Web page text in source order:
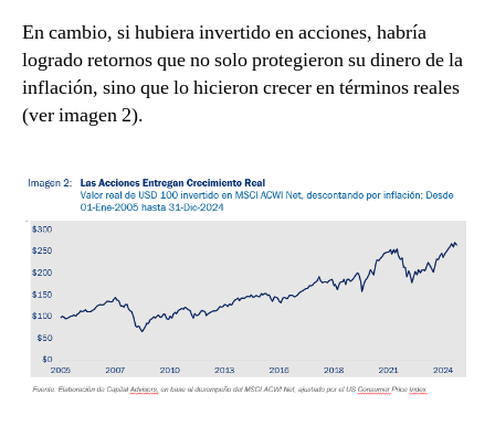
En cambio, si hubiera invertido en acciones, habría
logrado retornos que no solo protegieron su dinero de la
inflación, sino que lo hicieron crecer en términos reales
(ver imagen 2).